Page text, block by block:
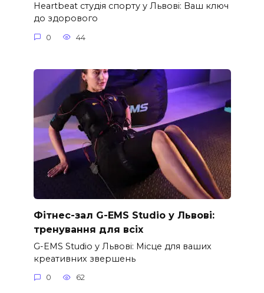
Heartbeat студія спорту у Львові: Ваш ключ
до здорового
0 44
Фітнес-зал G-EMS Studio у Львові:
тренування для всіх
G-EMS Studio у Львові: Місце для ваших
креативних звершень
0 62